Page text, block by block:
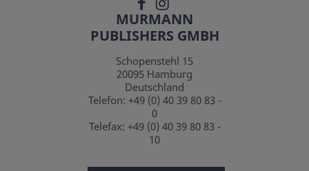
MURMANN
PUBLISHERS GMBH
Schopenstehl 15
20095 Hamburg
Deutschland
Telefon: +49 (0) 40 39 80 83 -
0
Telefax: +49 (0) 40 39 80 83 -
10